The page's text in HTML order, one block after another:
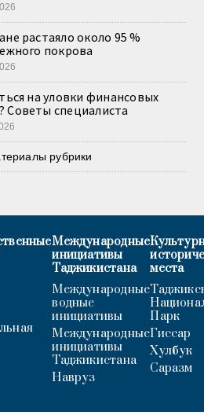
растаяло около 95 %
покрова
на уловки финансовых
Советы специалиста
рубрики
Международные
инициативы
Таджикистана
Международные
водные
инициативы
Международные
инициативы
Таджикистана
Навруз
места
Парк
Гиссар
Хулбук
Саразм